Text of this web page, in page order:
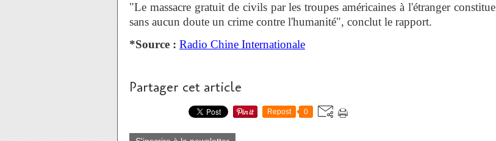
"Le massacre gratuit de civils par les troupes américaines à l'étranger constitue
sans aucun doute un crime contre l'humanité", conclut le rapport.
*Source : Radio Chine Internationale
Partager cet article
Repost 0